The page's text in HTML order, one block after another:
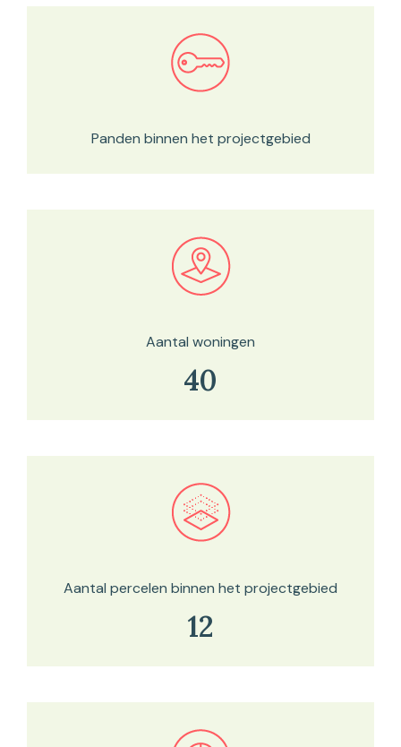
Bekijk in onze kaartviewer
Panden binnen het projectgebied
Bekijk in onze kaartviewer
Aantal woningen
40
Bekijk in onze kaartviewer
Aantal percelen binnen het projectgebied
12